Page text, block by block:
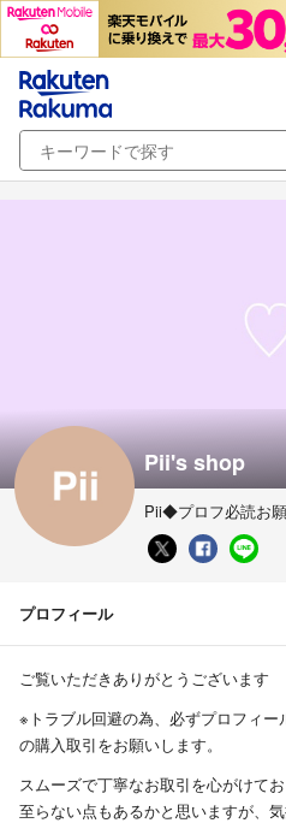
Pii's shop
Pii◆プロフ必読お
プロフィール
ご覧いただきありがとうございます
※トラブル回避の為、必ずプロフィ
の購入取引をお願いします。
スムーズで丁寧なお取引を心がけてお
至らない点もあるかと思いますが、